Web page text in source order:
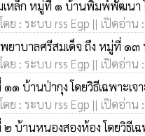
หล็ก หมู่ที่ ๑ บ้านพิมพ์พัฒนา โ
ย : ระบบ rss Egp || เปิดอ่าน
ยาบาลศรีสมเด็จ ถึง หมู่ที่ ๑๓
ย : ระบบ rss Egp || เปิดอ่าน
๑ บ้านป่ากุง โดยวิธีเฉพาะเจ
ย : ระบบ rss Egp || เปิดอ่าน
บ้านหนองสองห้อง โดยวิธีเฉ